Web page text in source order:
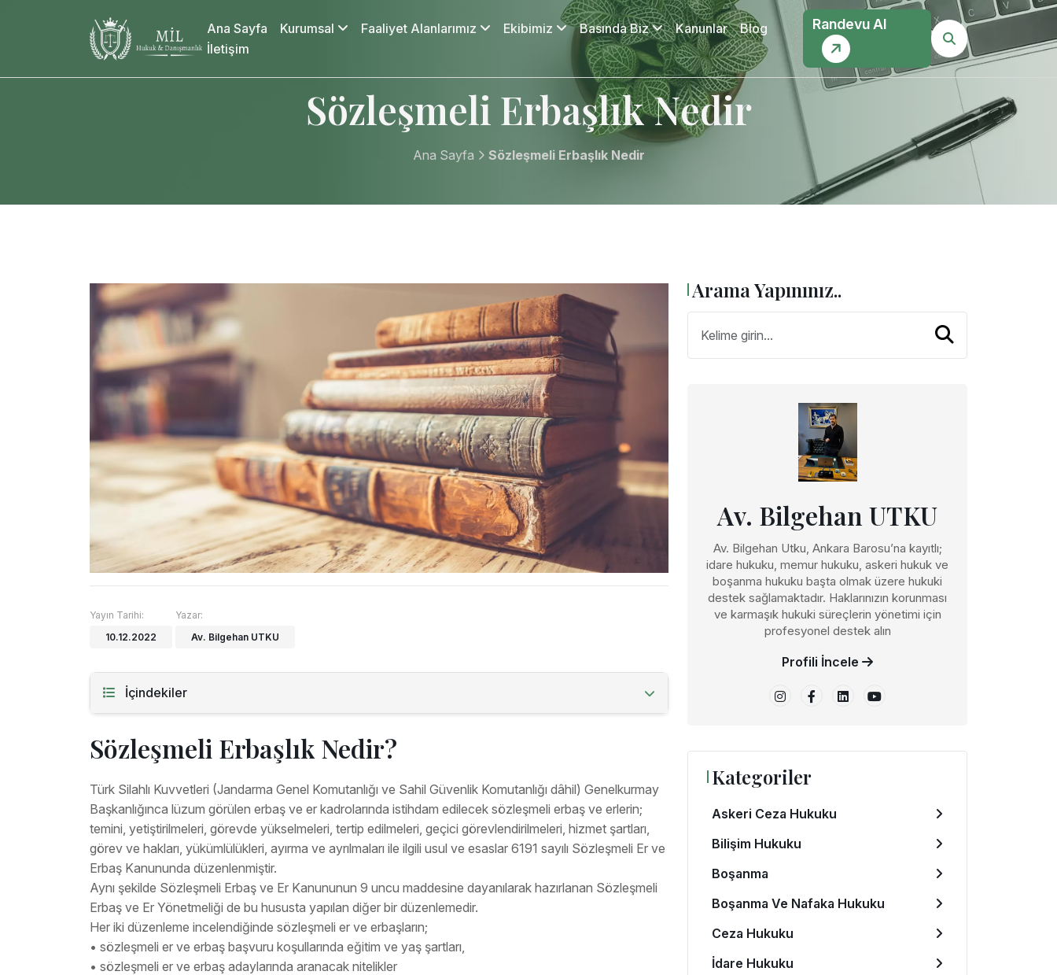
Ana Sayfa Kurumsal Faaliyet Alanlarımız Ekibimiz Basında Biz Kanunlar
Blog
İletişim
Randevu Al
Sözleşmeli Erbaşlık Nedir
Ana Sayfa Sözleşmeli Erbaşlık Nedir
Yayın Tarihi:
10.12.2022
Yazar:
Av. Bilgehan UTKU
İçindekiler
Sözleşmeli Erbaşlık Nedir?
Türk Silahlı Kuvvetleri (Jandarma Genel Komutanlığı ve Sahil Güvenlik Komutanlığı dâhil) Genelkurmay
Başkanlığınca lüzum görülen erbaş ve er kadrolarında istihdam edilecek sözleşmeli erbaş ve erlerin;
temini, yetiştirilmeleri, görevde yükselmeleri, tertip edilmeleri, geçici görevlendirilmeleri, hizmet şartları,
görev ve hakları, yükümlülükleri, ayırma ve ayrılmaları ile ilgili usul ve esaslar 6191 sayılı Sözleşmeli Er ve
Erbaş Kanununda düzenlenmiştir.
Aynı şekilde Sözleşmeli Erbaş ve Er Kanununun 9 uncu maddesine dayanılarak hazırlanan Sözleşmeli
Erbaş ve Er Yönetmeliği de bu hususta yapılan diğer bir düzenlemedir.
Her iki düzenleme incelendiğinde sözleşmeli er ve erbaşların;
• sözleşmeli er ve erbaş başvuru koşullarında eğitim ve yaş şartları,
• sözleşmeli er ve erbaş adaylarında aranacak nitelikler
Arama Yapınınız..
Av. Bilgehan UTKU
Av. Bilgehan Utku, Ankara Barosu’na kayıtlı;
idare hukuku, memur hukuku, askeri hukuk ve
boşanma hukuku başta olmak üzere hukuki
destek sağlamaktadır. Haklarınızın korunması
ve karmaşık hukuki süreçlerin yönetimi için
profesyonel destek alın
Profili İncele
Kategoriler
Askeri Ceza Hukuku
Bilişim Hukuku
Boşanma
Boşanma Ve Nafaka Hukuku
Ceza Hukuku
İdare Hukuku